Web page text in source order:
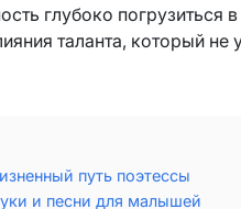
глубоко погрузиться в
таланта, который не
путь поэтессы
и песни для малышей